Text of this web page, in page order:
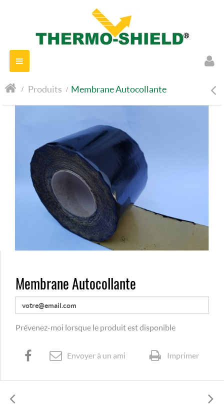
Navigation
bascule
> Produits > Membrane Autocollante
Membrane Autocollante
Prévenez-moi lorsque le produit est disponible
Envoyer à un ami Imprimer